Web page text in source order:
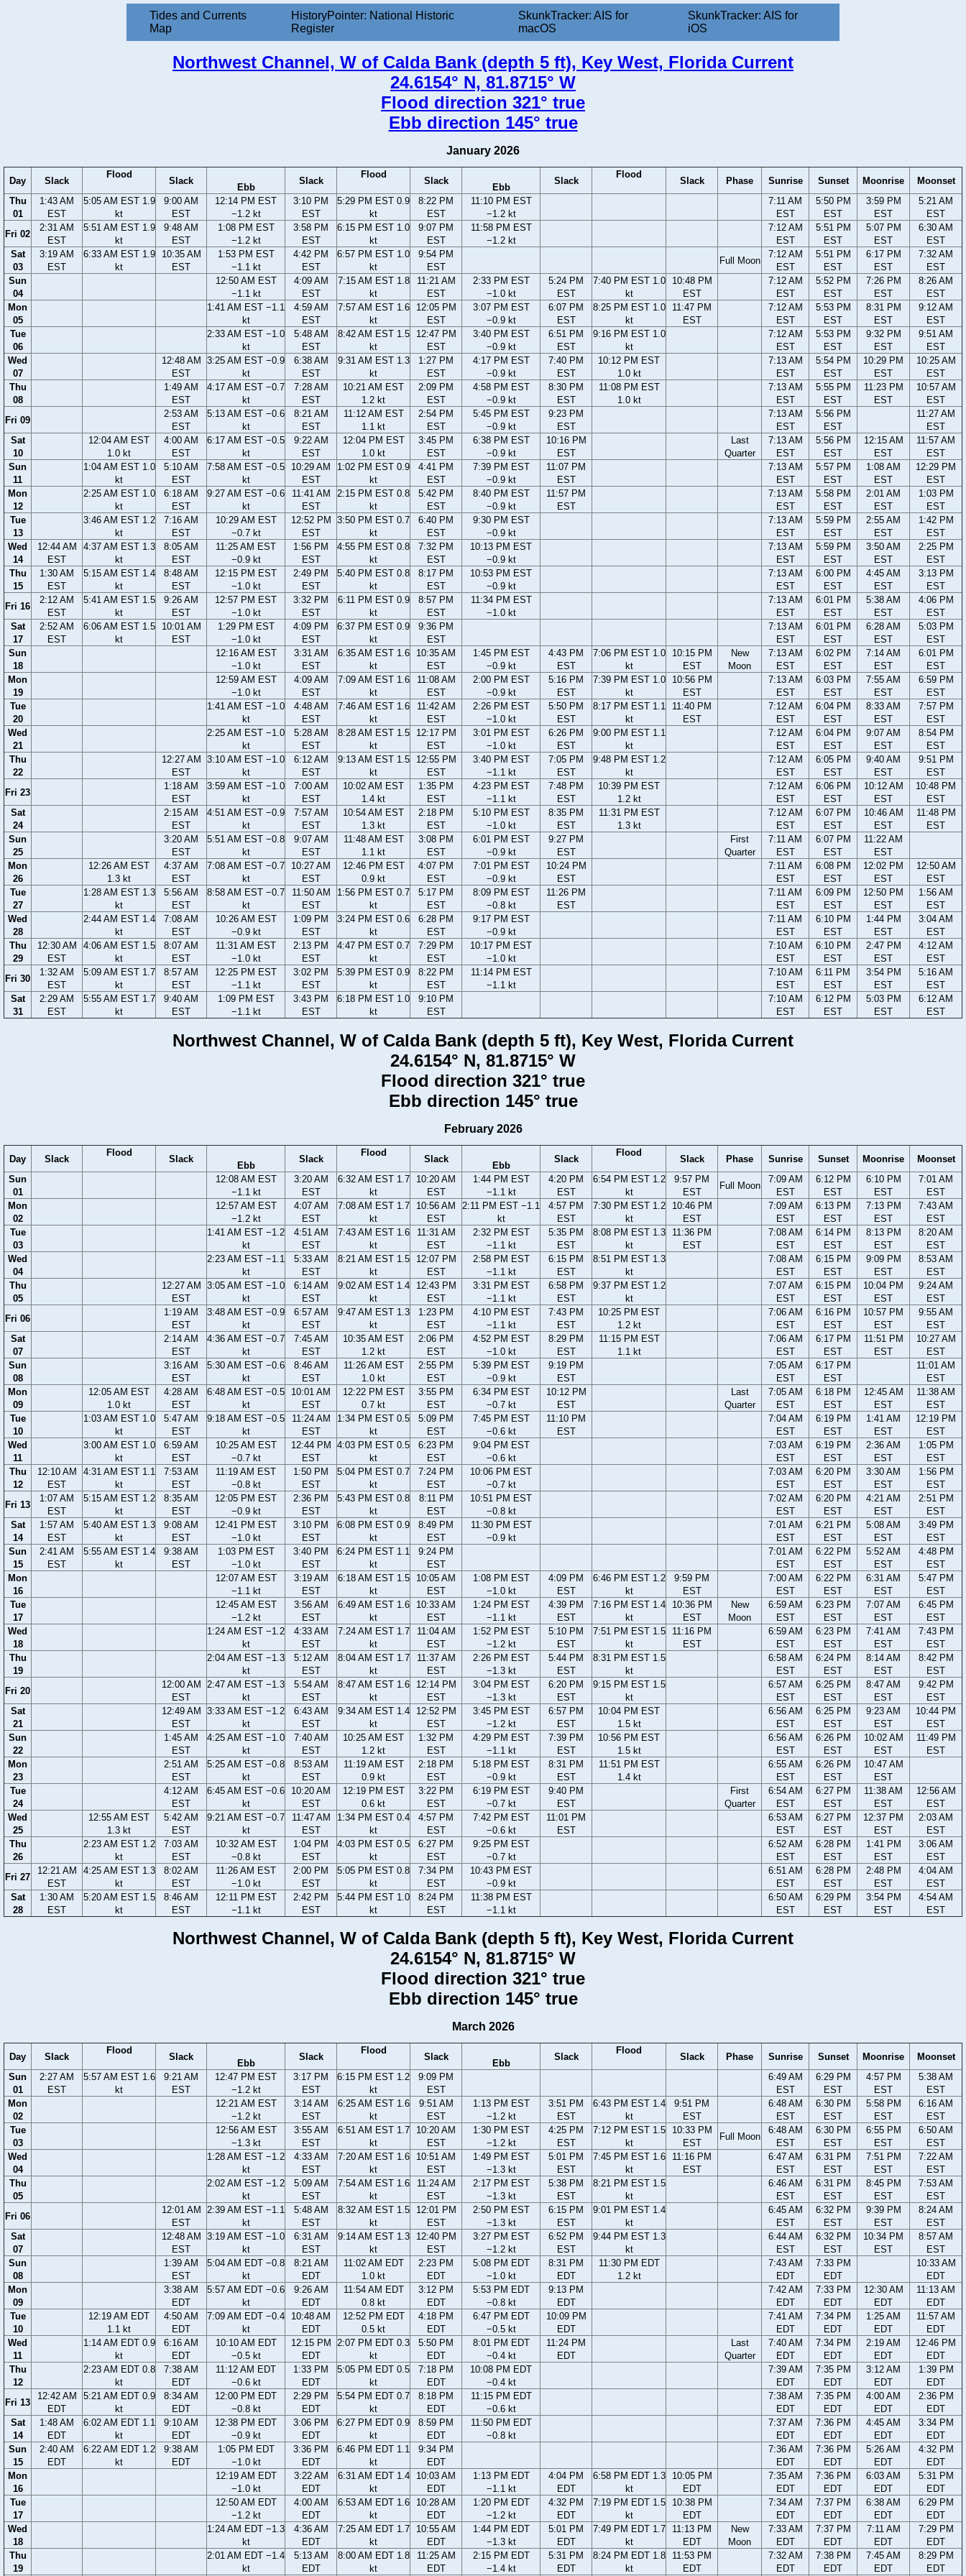
Tides and Currents
Map
HistoryPointer: National Historic
Register
SkunkTracker: AIS for
macOS
SkunkTracker: AIS for
iOS
Northwest Channel, W of Calda Bank (depth 5 ft), Key West, Florida Current
24.6154° N, 81.8715° W
Flood direction 321° true
Ebb direction 145° true
January 2026
Day Slack
Flood
Slack
Ebb
Slack
Flood
Slack
Ebb
Slack
Flood
Slack Phase Sunrise Sunset Moonrise
Moonset
Thu
01
1:43 AM
EST
5:05 AM EST 1.9
kt
9:00 AM
EST
12:14 PM EST
−1.2 kt
3:10 PM
EST
5:29 PM EST 0.9
kt
8:22 PM
EST
11:10 PM EST
−1.2 kt
7:11 AM
EST
5:50 PM
EST
3:59 PM
EST
5:21 AM
EST
Fri 02
2:31 AM
EST
5:51 AM EST 1.9
kt
9:48 AM
EST
1:08 PM EST
−1.2 kt
3:58 PM
EST
6:15 PM EST 1.0
kt
9:07 PM
EST
11:58 PM EST
−1.2 kt
7:12 AM
EST
5:51 PM
EST
5:07 PM
EST
6:30 AM
EST
Sat
03
3:19 AM
EST
6:33 AM EST 1.9
kt
10:35 AM
EST
1:53 PM EST
−1.1 kt
4:42 PM
EST
6:57 PM EST 1.0
kt
9:54 PM
EST
Full Moon
7:12 AM
EST
5:51 PM
EST
6:17 PM
EST
7:32 AM
EST
Sun
04
12:50 AM EST
−1.1 kt
4:09 AM
EST
7:15 AM EST 1.8
kt
11:21 AM
EST
2:33 PM EST
−1.0 kt
5:24 PM
EST
7:40 PM EST 1.0
kt
10:48 PM
EST
7:12 AM
EST
5:52 PM
EST
7:26 PM
EST
8:26 AM
EST
Mon
05
1:41 AM EST −1.1
kt
4:59 AM
EST
7:57 AM EST 1.6
kt
12:05 PM
EST
3:07 PM EST
−0.9 kt
6:07 PM
EST
8:25 PM EST 1.0
kt
11:47 PM
EST
7:12 AM
EST
5:53 PM
EST
8:31 PM
EST
9:12 AM
EST
Tue
06
2:33 AM EST −1.0
kt
5:48 AM
EST
8:42 AM EST 1.5
kt
12:47 PM
EST
3:40 PM EST
−0.9 kt
6:51 PM
EST
9:16 PM EST 1.0
kt
7:12 AM
EST
5:53 PM
EST
9:32 PM
EST
9:51 AM
EST
Wed
07
12:48 AM
EST
3:25 AM EST −0.9
kt
6:38 AM
EST
9:31 AM EST 1.3
kt
1:27 PM
EST
4:17 PM EST
−0.9 kt
7:40 PM
EST
10:12 PM EST
1.0 kt
7:13 AM
EST
5:54 PM
EST
10:29 PM
EST
10:25 AM
EST
Thu
08
1:49 AM
EST
4:17 AM EST −0.7
kt
7:28 AM
EST
10:21 AM EST
1.2 kt
2:09 PM
EST
4:58 PM EST
−0.9 kt
8:30 PM
EST
11:08 PM EST
1.0 kt
7:13 AM
EST
5:55 PM
EST
11:23 PM
EST
10:57 AM
EST
Fri 09
2:53 AM
EST
5:13 AM EST −0.6
kt
8:21 AM
EST
11:12 AM EST
1.1 kt
2:54 PM
EST
5:45 PM EST
−0.9 kt
9:23 PM
EST
7:13 AM
EST
5:56 PM
EST
11:27 AM
EST
Sat
10
12:04 AM EST
1.0 kt
4:00 AM
EST
6:17 AM EST −0.5
kt
9:22 AM
EST
12:04 PM EST
1.0 kt
3:45 PM
EST
6:38 PM EST
−0.9 kt
10:16 PM
EST
Last
Quarter
7:13 AM
EST
5:56 PM
EST
12:15 AM
EST
11:57 AM
EST
Sun
11
1:04 AM EST 1.0
kt
5:10 AM
EST
7:58 AM EST −0.5
kt
10:29 AM
EST
1:02 PM EST 0.9
kt
4:41 PM
EST
7:39 PM EST
−0.9 kt
11:07 PM
EST
7:13 AM
EST
5:57 PM
EST
1:08 AM
EST
12:29 PM
EST
Mon
12
2:25 AM EST 1.0
kt
6:18 AM
EST
9:27 AM EST −0.6
kt
11:41 AM
EST
2:15 PM EST 0.8
kt
5:42 PM
EST
8:40 PM EST
−0.9 kt
11:57 PM
EST
7:13 AM
EST
5:58 PM
EST
2:01 AM
EST
1:03 PM
EST
Tue
13
3:46 AM EST 1.2
kt
7:16 AM
EST
10:29 AM EST
−0.7 kt
12:52 PM
EST
3:50 PM EST 0.7
kt
6:40 PM
EST
9:30 PM EST
−0.9 kt
7:13 AM
EST
5:59 PM
EST
2:55 AM
EST
1:42 PM
EST
Wed
14
12:44 AM
EST
4:37 AM EST 1.3
kt
8:05 AM
EST
11:25 AM EST
−0.9 kt
1:56 PM
EST
4:55 PM EST 0.8
kt
7:32 PM
EST
10:13 PM EST
−0.9 kt
7:13 AM
EST
5:59 PM
EST
3:50 AM
EST
2:25 PM
EST
Thu
15
1:30 AM
EST
5:15 AM EST 1.4
kt
8:48 AM
EST
12:15 PM EST
−1.0 kt
2:49 PM
EST
5:40 PM EST 0.8
kt
8:17 PM
EST
10:53 PM EST
−0.9 kt
7:13 AM
EST
6:00 PM
EST
4:45 AM
EST
3:13 PM
EST
Fri 16
2:12 AM
EST
5:41 AM EST 1.5
kt
9:26 AM
EST
12:57 PM EST
−1.0 kt
3:32 PM
EST
6:11 PM EST 0.9
kt
8:57 PM
EST
11:34 PM EST
−1.0 kt
7:13 AM
EST
6:01 PM
EST
5:38 AM
EST
4:06 PM
EST
Sat
17
2:52 AM
EST
6:06 AM EST 1.5
kt
10:01 AM
EST
1:29 PM EST
−1.0 kt
4:09 PM
EST
6:37 PM EST 0.9
kt
9:36 PM
EST
7:13 AM
EST
6:01 PM
EST
6:28 AM
EST
5:03 PM
EST
Sun
18
12:16 AM EST
−1.0 kt
3:31 AM
EST
6:35 AM EST 1.6
kt
10:35 AM
EST
1:45 PM EST
−0.9 kt
4:43 PM
EST
7:06 PM EST 1.0
kt
10:15 PM
EST
New
Moon
7:13 AM
EST
6:02 PM
EST
7:14 AM
EST
6:01 PM
EST
Mon
19
12:59 AM EST
−1.0 kt
4:09 AM
EST
7:09 AM EST 1.6
kt
11:08 AM
EST
2:00 PM EST
−0.9 kt
5:16 PM
EST
7:39 PM EST 1.0
kt
10:56 PM
EST
7:13 AM
EST
6:03 PM
EST
7:55 AM
EST
6:59 PM
EST
Tue
20
1:41 AM EST −1.0
kt
4:48 AM
EST
7:46 AM EST 1.6
kt
11:42 AM
EST
2:26 PM EST
−1.0 kt
5:50 PM
EST
8:17 PM EST 1.1
kt
11:40 PM
EST
7:12 AM
EST
6:04 PM
EST
8:33 AM
EST
7:57 PM
EST
Wed
21
2:25 AM EST −1.0
kt
5:28 AM
EST
8:28 AM EST 1.5
kt
12:17 PM
EST
3:01 PM EST
−1.0 kt
6:26 PM
EST
9:00 PM EST 1.1
kt
7:12 AM
EST
6:04 PM
EST
9:07 AM
EST
8:54 PM
EST
Thu
22
12:27 AM
EST
3:10 AM EST −1.0
kt
6:12 AM
EST
9:13 AM EST 1.5
kt
12:55 PM
EST
3:40 PM EST
−1.1 kt
7:05 PM
EST
9:48 PM EST 1.2
kt
7:12 AM
EST
6:05 PM
EST
9:40 AM
EST
9:51 PM
EST
Fri 23
1:18 AM
EST
3:59 AM EST −1.0
kt
7:00 AM
EST
10:02 AM EST
1.4 kt
1:35 PM
EST
4:23 PM EST
−1.1 kt
7:48 PM
EST
10:39 PM EST
1.2 kt
7:12 AM
EST
6:06 PM
EST
10:12 AM
EST
10:48 PM
EST
Sat
24
2:15 AM
EST
4:51 AM EST −0.9
kt
7:57 AM
EST
10:54 AM EST
1.3 kt
2:18 PM
EST
5:10 PM EST
−1.0 kt
8:35 PM
EST
11:31 PM EST
1.3 kt
7:12 AM
EST
6:07 PM
EST
10:46 AM
EST
11:48 PM
EST
Sun
25
3:20 AM
EST
5:51 AM EST −0.8
kt
9:07 AM
EST
11:48 AM EST
1.1 kt
3:08 PM
EST
6:01 PM EST
−0.9 kt
9:27 PM
EST
First
Quarter
7:11 AM
EST
6:07 PM
EST
11:22 AM
EST
Mon
26
12:26 AM EST
1.3 kt
4:37 AM
EST
7:08 AM EST −0.7
kt
10:27 AM
EST
12:46 PM EST
0.9 kt
4:07 PM
EST
7:01 PM EST
−0.9 kt
10:24 PM
EST
7:11 AM
EST
6:08 PM
EST
12:02 PM
EST
12:50 AM
EST
Tue
27
1:28 AM EST 1.3
kt
5:56 AM
EST
8:58 AM EST −0.7
kt
11:50 AM
EST
1:56 PM EST 0.7
kt
5:17 PM
EST
8:09 PM EST
−0.8 kt
11:26 PM
EST
7:11 AM
EST
6:09 PM
EST
12:50 PM
EST
1:56 AM
EST
Wed
28
2:44 AM EST 1.4
kt
7:08 AM
EST
10:26 AM EST
−0.9 kt
1:09 PM
EST
3:24 PM EST 0.6
kt
6:28 PM
EST
9:17 PM EST
−0.9 kt
7:11 AM
EST
6:10 PM
EST
1:44 PM
EST
3:04 AM
EST
Thu
29
12:30 AM
EST
4:06 AM EST 1.5
kt
8:07 AM
EST
11:31 AM EST
−1.0 kt
2:13 PM
EST
4:47 PM EST 0.7
kt
7:29 PM
EST
10:17 PM EST
−1.0 kt
7:10 AM
EST
6:10 PM
EST
2:47 PM
EST
4:12 AM
EST
Fri 30
1:32 AM
EST
5:09 AM EST 1.7
kt
8:57 AM
EST
12:25 PM EST
−1.1 kt
3:02 PM
EST
5:39 PM EST 0.9
kt
8:22 PM
EST
11:14 PM EST
−1.1 kt
7:10 AM
EST
6:11 PM
EST
3:54 PM
EST
5:16 AM
EST
Sat
31
2:29 AM
EST
5:55 AM EST 1.7
kt
9:40 AM
EST
1:09 PM EST
−1.1 kt
3:43 PM
EST
6:18 PM EST 1.0
kt
9:10 PM
EST
7:10 AM
EST
6:12 PM
EST
5:03 PM
EST
6:12 AM
EST
Northwest Channel, W of Calda Bank (depth 5 ft), Key West, Florida Current
24.6154° N, 81.8715° W
Flood direction 321° true
Ebb direction 145° true
February 2026
Day Slack
Flood
Slack
Ebb
Slack
Flood
Slack
Ebb
Slack
Flood
Slack Phase Sunrise Sunset Moonrise
Moonset
Sun
01
12:08 AM EST
−1.1 kt
3:20 AM
EST
6:32 AM EST 1.7
kt
10:20 AM
EST
1:44 PM EST
−1.1 kt
4:20 PM
EST
6:54 PM EST 1.2
kt
9:57 PM
EST
Full Moon
7:09 AM
EST
6:12 PM
EST
6:10 PM
EST
7:01 AM
EST
Mon
02
12:57 AM EST
−1.2 kt
4:07 AM
EST
7:08 AM EST 1.7
kt
10:56 AM
EST
2:11 PM EST −1.1
kt
4:57 PM
EST
7:30 PM EST 1.2
kt
10:46 PM
EST
7:09 AM
EST
6:13 PM
EST
7:13 PM
EST
7:43 AM
EST
Tue
03
1:41 AM EST −1.2
kt
4:51 AM
EST
7:43 AM EST 1.6
kt
11:31 AM
EST
2:32 PM EST
−1.1 kt
5:35 PM
EST
8:08 PM EST 1.3
kt
11:36 PM
EST
7:08 AM
EST
6:14 PM
EST
8:13 PM
EST
8:20 AM
EST
Wed
04
2:23 AM EST −1.1
kt
5:33 AM
EST
8:21 AM EST 1.5
kt
12:07 PM
EST
2:58 PM EST
−1.1 kt
6:15 PM
EST
8:51 PM EST 1.3
kt
7:08 AM
EST
6:15 PM
EST
9:09 PM
EST
8:53 AM
EST
Thu
05
12:27 AM
EST
3:05 AM EST −1.0
kt
6:14 AM
EST
9:02 AM EST 1.4
kt
12:43 PM
EST
3:31 PM EST
−1.1 kt
6:58 PM
EST
9:37 PM EST 1.2
kt
7:07 AM
EST
6:15 PM
EST
10:04 PM
EST
9:24 AM
EST
Fri 06
1:19 AM
EST
3:48 AM EST −0.9
kt
6:57 AM
EST
9:47 AM EST 1.3
kt
1:23 PM
EST
4:10 PM EST
−1.1 kt
7:43 PM
EST
10:25 PM EST
1.2 kt
7:06 AM
EST
6:16 PM
EST
10:57 PM
EST
9:55 AM
EST
Sat
07
2:14 AM
EST
4:36 AM EST −0.7
kt
7:45 AM
EST
10:35 AM EST
1.2 kt
2:06 PM
EST
4:52 PM EST
−1.0 kt
8:29 PM
EST
11:15 PM EST
1.1 kt
7:06 AM
EST
6:17 PM
EST
11:51 PM
EST
10:27 AM
EST
Sun
08
3:16 AM
EST
5:30 AM EST −0.6
kt
8:46 AM
EST
11:26 AM EST
1.0 kt
2:55 PM
EST
5:39 PM EST
−0.9 kt
9:19 PM
EST
7:05 AM
EST
6:17 PM
EST
11:01 AM
EST
Mon
09
12:05 AM EST
1.0 kt
4:28 AM
EST
6:48 AM EST −0.5
kt
10:01 AM
EST
12:22 PM EST
0.7 kt
3:55 PM
EST
6:34 PM EST
−0.7 kt
10:12 PM
EST
Last
Quarter
7:05 AM
EST
6:18 PM
EST
12:45 AM
EST
11:38 AM
EST
Tue
10
1:03 AM EST 1.0
kt
5:47 AM
EST
9:18 AM EST −0.5
kt
11:24 AM
EST
1:34 PM EST 0.5
kt
5:09 PM
EST
7:45 PM EST
−0.6 kt
11:10 PM
EST
7:04 AM
EST
6:19 PM
EST
1:41 AM
EST
12:19 PM
EST
Wed
11
3:00 AM EST 1.0
kt
6:59 AM
EST
10:25 AM EST
−0.7 kt
12:44 PM
EST
4:03 PM EST 0.5
kt
6:23 PM
EST
9:04 PM EST
−0.6 kt
7:03 AM
EST
6:19 PM
EST
2:36 AM
EST
1:05 PM
EST
Thu
12
12:10 AM
EST
4:31 AM EST 1.1
kt
7:53 AM
EST
11:19 AM EST
−0.8 kt
1:50 PM
EST
5:04 PM EST 0.7
kt
7:24 PM
EST
10:06 PM EST
−0.7 kt
7:03 AM
EST
6:20 PM
EST
3:30 AM
EST
1:56 PM
EST
Fri 13
1:07 AM
EST
5:15 AM EST 1.2
kt
8:35 AM
EST
12:05 PM EST
−0.9 kt
2:36 PM
EST
5:43 PM EST 0.8
kt
8:11 PM
EST
10:51 PM EST
−0.8 kt
7:02 AM
EST
6:20 PM
EST
4:21 AM
EST
2:51 PM
EST
Sat
14
1:57 AM
EST
5:40 AM EST 1.3
kt
9:08 AM
EST
12:41 PM EST
−1.0 kt
3:10 PM
EST
6:08 PM EST 0.9
kt
8:49 PM
EST
11:30 PM EST
−0.9 kt
7:01 AM
EST
6:21 PM
EST
5:08 AM
EST
3:49 PM
EST
Sun
15
2:41 AM
EST
5:55 AM EST 1.4
kt
9:38 AM
EST
1:03 PM EST
−1.0 kt
3:40 PM
EST
6:24 PM EST 1.1
kt
9:24 PM
EST
7:01 AM
EST
6:22 PM
EST
5:52 AM
EST
4:48 PM
EST
Mon
16
12:07 AM EST
−1.1 kt
3:19 AM
EST
6:18 AM EST 1.5
kt
10:05 AM
EST
1:08 PM EST
−1.0 kt
4:09 PM
EST
6:46 PM EST 1.2
kt
9:59 PM
EST
7:00 AM
EST
6:22 PM
EST
6:31 AM
EST
5:47 PM
EST
Tue
17
12:45 AM EST
−1.2 kt
3:56 AM
EST
6:49 AM EST 1.6
kt
10:33 AM
EST
1:24 PM EST
−1.1 kt
4:39 PM
EST
7:16 PM EST 1.4
kt
10:36 PM
EST
New
Moon
6:59 AM
EST
6:23 PM
EST
7:07 AM
EST
6:45 PM
EST
Wed
18
1:24 AM EST −1.2
kt
4:33 AM
EST
7:24 AM EST 1.7
kt
11:04 AM
EST
1:52 PM EST
−1.2 kt
5:10 PM
EST
7:51 PM EST 1.5
kt
11:16 PM
EST
6:59 AM
EST
6:23 PM
EST
7:41 AM
EST
7:43 PM
EST
Thu
19
2:04 AM EST −1.3
kt
5:12 AM
EST
8:04 AM EST 1.7
kt
11:37 AM
EST
2:26 PM EST
−1.3 kt
5:44 PM
EST
8:31 PM EST 1.5
kt
6:58 AM
EST
6:24 PM
EST
8:14 AM
EST
8:42 PM
EST
Fri 20
12:00 AM
EST
2:47 AM EST −1.3
kt
5:54 AM
EST
8:47 AM EST 1.6
kt
12:14 PM
EST
3:04 PM EST
−1.3 kt
6:20 PM
EST
9:15 PM EST 1.5
kt
6:57 AM
EST
6:25 PM
EST
8:47 AM
EST
9:42 PM
EST
Sat
21
12:49 AM
EST
3:33 AM EST −1.2
kt
6:43 AM
EST
9:34 AM EST 1.4
kt
12:52 PM
EST
3:45 PM EST
−1.2 kt
6:57 PM
EST
10:04 PM EST
1.5 kt
6:56 AM
EST
6:25 PM
EST
9:23 AM
EST
10:44 PM
EST
Sun
22
1:45 AM
EST
4:25 AM EST −1.0
kt
7:40 AM
EST
10:25 AM EST
1.2 kt
1:32 PM
EST
4:29 PM EST
−1.1 kt
7:39 PM
EST
10:56 PM EST
1.5 kt
6:56 AM
EST
6:26 PM
EST
10:02 AM
EST
11:49 PM
EST
Mon
23
2:51 AM
EST
5:25 AM EST −0.8
kt
8:53 AM
EST
11:19 AM EST
0.9 kt
2:18 PM
EST
5:18 PM EST
−0.9 kt
8:31 PM
EST
11:51 PM EST
1.4 kt
6:55 AM
EST
6:26 PM
EST
10:47 AM
EST
Tue
24
4:12 AM
EST
6:45 AM EST −0.6
kt
10:20 AM
EST
12:19 PM EST
0.6 kt
3:22 PM
EST
6:19 PM EST
−0.7 kt
9:40 PM
EST
First
Quarter
6:54 AM
EST
6:27 PM
EST
11:38 AM
EST
12:56 AM
EST
Wed
25
12:55 AM EST
1.3 kt
5:42 AM
EST
9:21 AM EST −0.7
kt
11:47 AM
EST
1:34 PM EST 0.4
kt
4:57 PM
EST
7:42 PM EST
−0.6 kt
11:01 PM
EST
6:53 AM
EST
6:27 PM
EST
12:37 PM
EST
2:03 AM
EST
Thu
26
2:23 AM EST 1.2
kt
7:03 AM
EST
10:32 AM EST
−0.8 kt
1:04 PM
EST
4:03 PM EST 0.5
kt
6:27 PM
EST
9:25 PM EST
−0.7 kt
6:52 AM
EST
6:28 PM
EST
1:41 PM
EST
3:06 AM
EST
Fri 27
12:21 AM
EST
4:25 AM EST 1.3
kt
8:02 AM
EST
11:26 AM EST
−1.0 kt
2:00 PM
EST
5:05 PM EST 0.8
kt
7:34 PM
EST
10:43 PM EST
−0.9 kt
6:51 AM
EST
6:28 PM
EST
2:48 PM
EST
4:04 AM
EST
Sat
28
1:30 AM
EST
5:20 AM EST 1.5
kt
8:46 AM
EST
12:11 PM EST
−1.1 kt
2:42 PM
EST
5:44 PM EST 1.0
kt
8:24 PM
EST
11:38 PM EST
−1.1 kt
6:50 AM
EST
6:29 PM
EST
3:54 PM
EST
4:54 AM
EST
Northwest Channel, W of Calda Bank (depth 5 ft), Key West, Florida Current
24.6154° N, 81.8715° W
Flood direction 321° true
Ebb direction 145° true
March 2026
Day Slack
Flood
Slack
Ebb
Slack
Flood
Slack
Ebb
Slack
Flood
Slack Phase Sunrise Sunset Moonrise
Moonset
Sun
01
2:27 AM
EST
5:57 AM EST 1.6
kt
9:21 AM
EST
12:47 PM EST
−1.2 kt
3:17 PM
EST
6:15 PM EST 1.2
kt
9:09 PM
EST
6:49 AM
EST
6:29 PM
EST
4:57 PM
EST
5:38 AM
EST
Mon
02
12:21 AM EST
−1.2 kt
3:14 AM
EST
6:25 AM EST 1.6
kt
9:51 AM
EST
1:13 PM EST
−1.2 kt
3:51 PM
EST
6:43 PM EST 1.4
kt
9:51 PM
EST
6:48 AM
EST
6:30 PM
EST
5:58 PM
EST
6:16 AM
EST
Tue
03
12:56 AM EST
−1.3 kt
3:55 AM
EST
6:51 AM EST 1.7
kt
10:20 AM
EST
1:30 PM EST
−1.2 kt
4:25 PM
EST
7:12 PM EST 1.5
kt
10:33 PM
EST
Full Moon
6:48 AM
EST
6:30 PM
EST
6:55 PM
EST
6:50 AM
EST
Wed
04
1:28 AM EST −1.2
kt
4:33 AM
EST
7:20 AM EST 1.6
kt
10:51 AM
EST
1:49 PM EST
−1.3 kt
5:01 PM
EST
7:45 PM EST 1.6
kt
11:16 PM
EST
6:47 AM
EST
6:31 PM
EST
7:51 PM
EST
7:22 AM
EST
Thu
05
2:02 AM EST −1.2
kt
5:09 AM
EST
7:54 AM EST 1.6
kt
11:24 AM
EST
2:17 PM EST
−1.3 kt
5:38 PM
EST
8:21 PM EST 1.5
kt
6:46 AM
EST
6:31 PM
EST
8:45 PM
EST
7:53 AM
EST
Fri 06
12:01 AM
EST
2:39 AM EST −1.1
kt
5:48 AM
EST
8:32 AM EST 1.5
kt
12:01 PM
EST
2:50 PM EST
−1.3 kt
6:15 PM
EST
9:01 PM EST 1.4
kt
6:45 AM
EST
6:32 PM
EST
9:39 PM
EST
8:24 AM
EST
Sat
07
12:48 AM
EST
3:19 AM EST −1.0
kt
6:31 AM
EST
9:14 AM EST 1.3
kt
12:40 PM
EST
3:27 PM EST
−1.2 kt
6:52 PM
EST
9:44 PM EST 1.3
kt
6:44 AM
EST
6:32 PM
EST
10:34 PM
EST
8:57 AM
EST
Sun
08
1:39 AM
EST
5:04 AM EDT −0.8
kt
8:21 AM
EDT
11:02 AM EDT
1.0 kt
2:23 PM
EDT
5:08 PM EDT
−1.0 kt
8:31 PM
EDT
11:30 PM EDT
1.2 kt
7:43 AM
EDT
7:33 PM
EDT
10:33 AM
EDT
Mon
09
3:38 AM
EDT
5:57 AM EDT −0.6
kt
9:26 AM
EDT
11:54 AM EDT
0.8 kt
3:12 PM
EDT
5:53 PM EDT
−0.8 kt
9:13 PM
EDT
7:42 AM
EDT
7:33 PM
EDT
12:30 AM
EDT
11:13 AM
EDT
Tue
10
12:19 AM EDT
1.1 kt
4:50 AM
EDT
7:09 AM EDT −0.4
kt
10:48 AM
EDT
12:52 PM EDT
0.5 kt
4:18 PM
EDT
6:47 PM EDT
−0.5 kt
10:09 PM
EDT
7:41 AM
EDT
7:34 PM
EDT
1:25 AM
EDT
11:57 AM
EDT
Wed
11
1:14 AM EDT 0.9
kt
6:16 AM
EDT
10:10 AM EDT
−0.5 kt
12:15 PM
EDT
2:07 PM EDT 0.3
kt
5:50 PM
EDT
8:01 PM EDT
−0.4 kt
11:24 PM
EDT
Last
Quarter
7:40 AM
EDT
7:34 PM
EDT
2:19 AM
EDT
12:46 PM
EDT
Thu
12
2:23 AM EDT 0.8
kt
7:38 AM
EDT
11:12 AM EDT
−0.6 kt
1:33 PM
EDT
5:05 PM EDT 0.5
kt
7:18 PM
EDT
10:08 PM EDT
−0.4 kt
7:39 AM
EDT
7:35 PM
EDT
3:12 AM
EDT
1:39 PM
EDT
Fri 13
12:42 AM
EDT
5:21 AM EDT 0.9
kt
8:34 AM
EDT
12:00 PM EDT
−0.8 kt
2:29 PM
EDT
5:54 PM EDT 0.7
kt
8:18 PM
EDT
11:15 PM EDT
−0.6 kt
7:38 AM
EDT
7:35 PM
EDT
4:00 AM
EDT
2:36 PM
EDT
Sat
14
1:48 AM
EDT
6:02 AM EDT 1.1
kt
9:10 AM
EDT
12:38 PM EDT
−0.9 kt
3:06 PM
EDT
6:27 PM EDT 0.9
kt
8:59 PM
EDT
11:50 PM EDT
−0.8 kt
7:37 AM
EDT
7:36 PM
EDT
4:45 AM
EDT
3:34 PM
EDT
Sun
15
2:40 AM
EDT
6:22 AM EDT 1.2
kt
9:38 AM
EDT
1:05 PM EDT
−1.0 kt
3:36 PM
EDT
6:46 PM EDT 1.1
kt
9:34 PM
EDT
7:36 AM
EDT
7:36 PM
EDT
5:26 AM
EDT
4:32 PM
EDT
Mon
16
12:19 AM EDT
−1.0 kt
3:22 AM
EDT
6:31 AM EDT 1.4
kt
10:03 AM
EDT
1:13 PM EDT
−1.1 kt
4:04 PM
EDT
6:58 PM EDT 1.3
kt
10:05 PM
EDT
7:35 AM
EDT
7:36 PM
EDT
6:03 AM
EDT
5:31 PM
EDT
Tue
17
12:50 AM EDT
−1.2 kt
4:00 AM
EDT
6:53 AM EDT 1.6
kt
10:28 AM
EDT
1:20 PM EDT
−1.2 kt
4:32 PM
EDT
7:19 PM EDT 1.5
kt
10:38 PM
EDT
7:34 AM
EDT
7:37 PM
EDT
6:38 AM
EDT
6:29 PM
EDT
Wed
18
1:24 AM EDT −1.3
kt
4:36 AM
EDT
7:25 AM EDT 1.7
kt
10:55 AM
EDT
1:44 PM EDT
−1.3 kt
5:01 PM
EDT
7:49 PM EDT 1.7
kt
11:13 PM
EDT
New
Moon
7:33 AM
EDT
7:37 PM
EDT
7:11 AM
EDT
7:29 PM
EDT
Thu
19
2:01 AM EDT −1.4
kt
5:13 AM
EDT
8:00 AM EDT 1.8
kt
11:25 AM
EDT
2:15 PM EDT
−1.4 kt
5:31 PM
EDT
8:24 PM EDT 1.8
kt
11:53 PM
EDT
7:32 AM
EDT
7:38 PM
EDT
7:45 AM
EDT
8:29 PM
EDT